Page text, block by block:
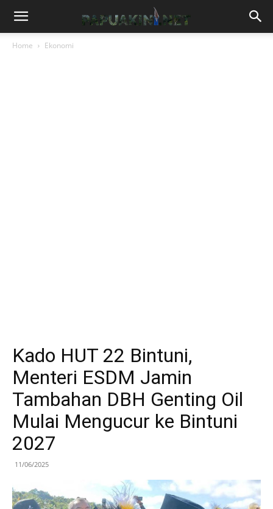
Home Ekonomi
Kado HUT 22 Bintuni,
Menteri ESDM Jamin
Tambahan DBH Genting Oil
Mulai Mengucur ke Bintuni
2027
11/06/2025